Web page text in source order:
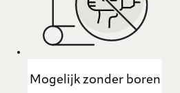
Mogelijk zonder boren